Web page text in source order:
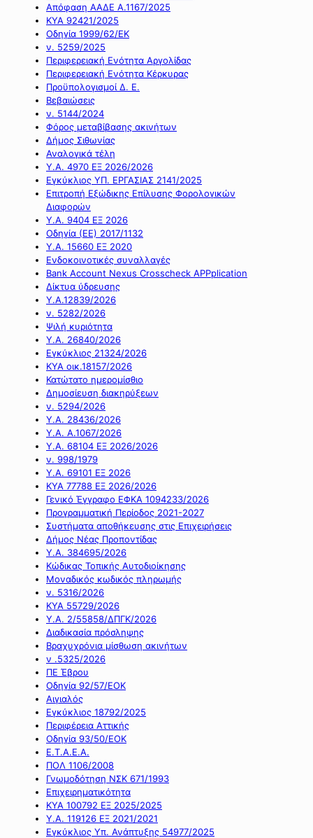
Απόφαση ΑΑΔΕ Α.1167/2025
ΚΥΑ 92421/2025
Οδηγία 1999/62/ΕΚ
ν. 5259/2025
Περιφερειακή Ενότητα Αργολίδας
Περιφερειακή Ενότητα Κέρκυρας
Προϋπολογισμοί Δ. Ε.
Βεβαιώσεις
ν. 5144/2024
Φόρος μεταβίβασης ακινήτων
Δήμος Σιθωνίας
Αναλογικά τέλη
Υ.Α. 4970 ΕΞ 2026/2026
Εγκύκλιος ΥΠ. ΕΡΓΑΣΙΑΣ 2141/2025
Επιτροπή Εξώδικης Επίλυσης Φορολογικών
Διαφορών
Υ.Α. 9404 ΕΞ 2026
Οδηγία (ΕΕ) 2017/1132
Υ.Α. 15660 ΕΞ 2020
Ενδοκοινοτικές συναλλαγές
Bank Account Nexus Crosscheck APPplication
Δίκτυα ύδρευσης
Υ.Α.12839/2026
ν. 5282/2026
Ψιλή κυριότητα
Υ.Α. 26840/2026
Εγκύκλιος 21324/2026
ΚΥΑ οικ.18157/2026
Κατώτατο ημερομίσθιο
Δημοσίευση διακηρύξεων
ν. 5294/2026
Υ.Α. 28436/2026
Υ.Α. Α.1067/2026
Υ.Α. 68104 ΕΞ 2026/2026
ν. 998/1979
Υ.Α. 69101 ΕΞ 2026
ΚΥΑ 77788 ΕΞ 2026/2026
Γενικό Έγγραφο ΕΦΚΑ 1094233/2026
Προγραμματική Περίοδος 2021-2027
Συστήματα αποθήκευσης στις Επιχειρήσεις
Δήμος Νέας Προποντίδας
Υ.Α. 384695/2026
Κώδικας Τοπικής Αυτοδιοίκησης
Μοναδικός κωδικός πληρωμής
ν. 5316/2026
ΚΥΑ 55729/2026
Υ.Α. 2/55858/ΔΠΓΚ/2026
Διαδικασία πρόσληψης
Βραχυχρόνια μίσθωση ακινήτων
ν .5325/2026
ΠΕ Έβρου
Οδηγία 92/57/ΕΟΚ
Αιγιαλός
Εγκύκλιος 18792/2025
Περιφέρεια Αττικής
Οδηγία 93/50/ΕΟΚ
Ε.Τ.Α.Ε.Α.
ΠΟΛ 1106/2008
Γνωμοδότηση ΝΣΚ 671/1993
Επιχειρηματικότητα
ΚΥΑ 100792 ΕΞ 2025/2025
Υ.Α. 119126 ΕΞ 2021/2021
Εγκύκλιος Υπ. Ανάπτυξης 54977/2025